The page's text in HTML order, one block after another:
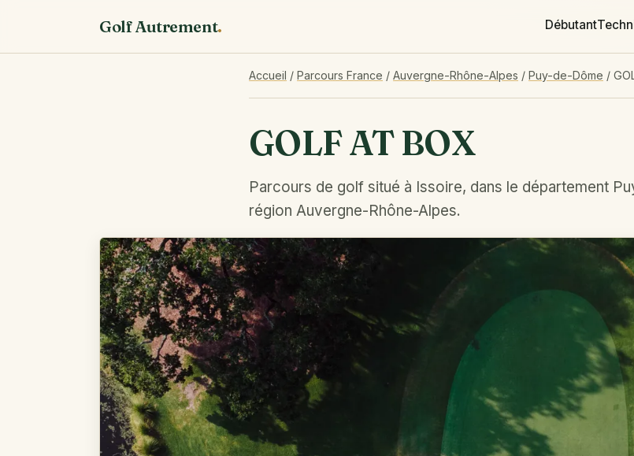
Golf Autrement. Débutant
Accueil / Parcours France / Auvergne-Rhône-Alpes / Puy-de-Dôme /
GOLF AT BOX
Parcours de golf situé à Issoire, dans le département
région Auvergne-Rhône-Alpes.